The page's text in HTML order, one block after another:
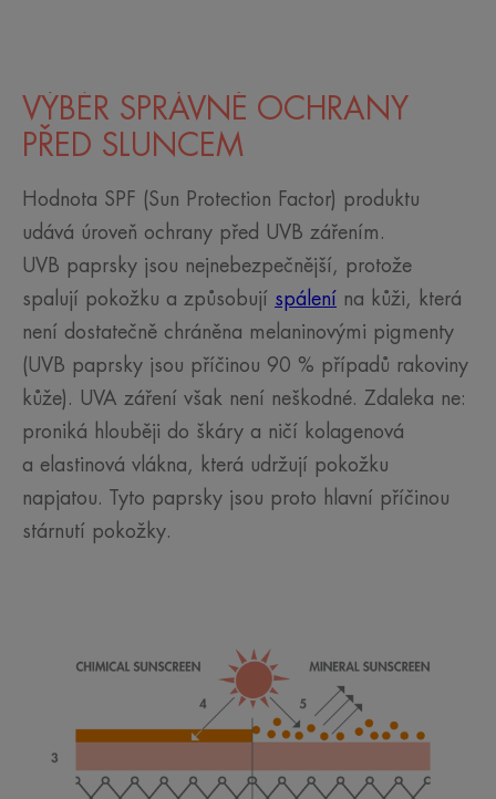
VÝBĚR SPRÁVNÉ OCHRANY
PŘED SLUNCEM
Hodnota SPF (Sun Protection Factor) produktu
udává úroveň ochrany před UVB zářením.
UVB paprsky jsou nejnebezpečnější, protože
spalují pokožku a způsobují spálení na kůži, která
není dostatečně chráněna melaninovými pigmenty
(UVB paprsky jsou příčinou 90 % případů rakoviny
kůže). UVA záření však není neškodné. Zdaleka ne:
proniká hlouběji do škáry a ničí kolagenová
a elastinová vlákna, která udržují pokožku
napjatou. Tyto paprsky jsou proto hlavní příčinou
stárnutí pokožky.